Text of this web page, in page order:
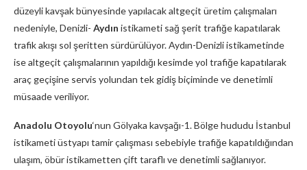
düzeyli kavşak bünyesinde yapılacak altgeçit üretim çalışmaları
nedeniyle, Denizli- Aydın istikameti sağ şerit trafiğe kapatılarak
trafik akışı sol şeritten sürdürülüyor. Aydın-Denizli istikametinde
ise altgeçit çalışmalarının yapıldığı kesimde yol trafiğe kapatılarak
araç geçişine servis yolundan tek gidiş biçiminde ve denetimli
müsaade veriliyor.
Anadolu Otoyolu‘nun Gölyaka kavşağı-1. Bölge hududu İstanbul
istikameti üstyapı tamir çalışması sebebiyle trafiğe kapatıldığından
ulaşım, öbür istikametten çift taraflı ve denetimli sağlanıyor.